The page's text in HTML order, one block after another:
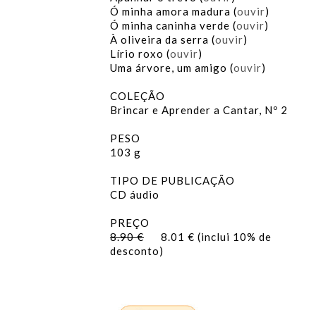
Ó minha amora madura (ouvir)
Ó minha caninha verde (ouvir)
À oliveira da serra (ouvir)
Lírio roxo (ouvir)
Uma árvore, um amigo (ouvir)
COLEÇÃO
Brincar e Aprender a Cantar, Nº 2
PESO
103 g
TIPO DE PUBLICAÇÃO
CD áudio
PREÇO
8.90 € 8.01 € (inclui 10% de
desconto)